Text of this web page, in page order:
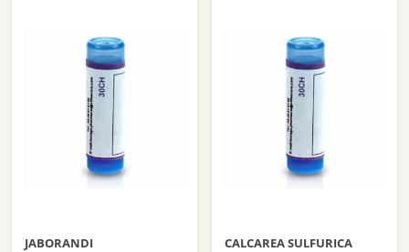
JABORANDI CALCAREA SULFURICA